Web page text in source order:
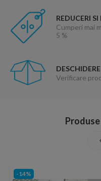
REDUCERI
Cumperi mai
5 %
Verificare
-14%